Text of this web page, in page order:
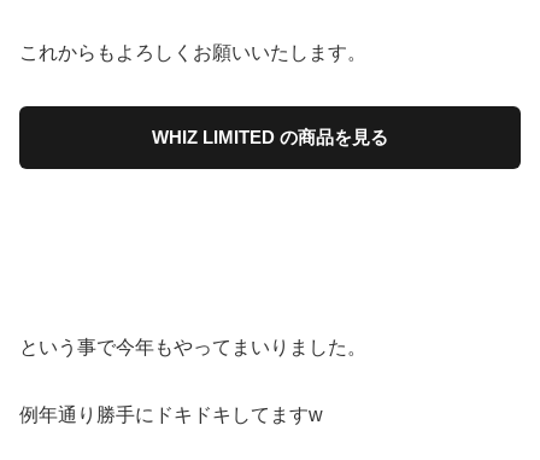
これからもよろしくお願いいたします。
WHIZ LIMITED の商品を見る
という事で今年もやってまいりました。
例年通り勝手にドキドキしてますw